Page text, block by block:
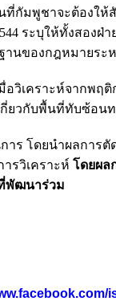
ที่กัมพูชาจะต้องให้
ระบุให้ทั้งสองฝ่
านของกฎหมายระ
อวิเคราะห์จากพฤ
กี่ยวกับพื้นที่ทับซ้อน
ร โดยนำผลการ
รวิเคราะห์ โดยผล
พัฒนาร่วม